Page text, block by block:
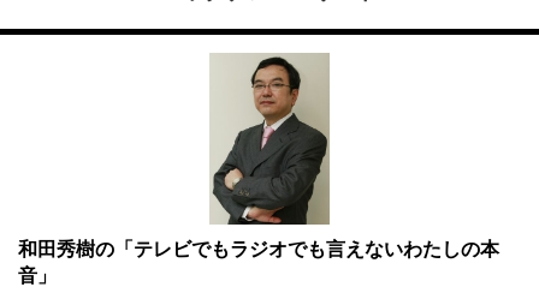
和田秀樹の「テレビでもラジオでも言えないわたしの本
音」